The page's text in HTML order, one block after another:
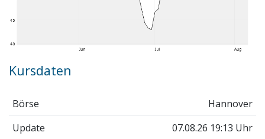
Kursdaten
Börse
Hannover
Update
07.08.26 19:13 Uhr